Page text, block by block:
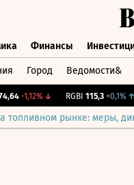
Финансы
Город Ведомости&
-1,12%↓ RGBI 115,3 +0,1%↑
топливном рынке: меры,